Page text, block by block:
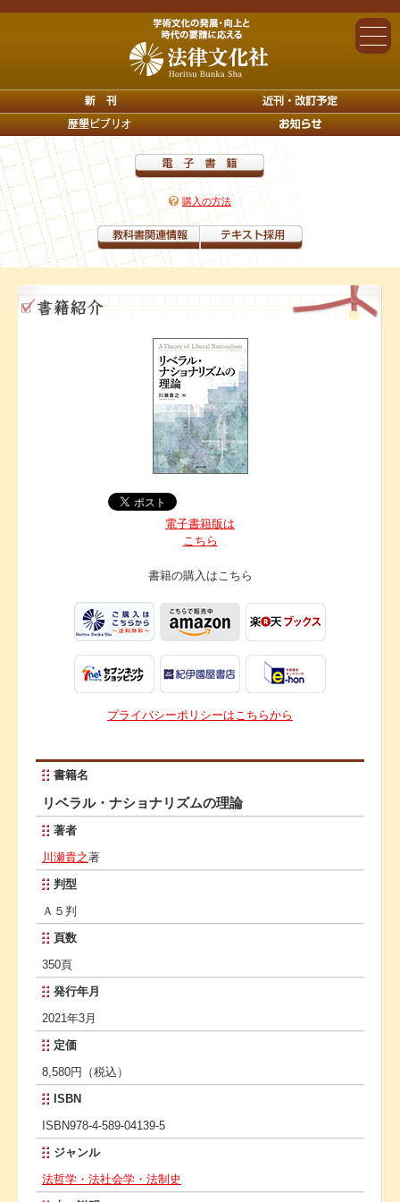
購入の方法
電子書籍版は
こちら
書籍の購入はこちら
プライバシーポリシーはこちらから
書籍名
リベラル・ナショナリズムの理論
著者
川瀬貴之著
判型
Ａ５判
頁数
350頁
発行年月
2021年3月
定価
8,580円（税込）
ISBN
ISBN978-4-589-04139-5
ジャンル
法哲学・法社会学・法制史